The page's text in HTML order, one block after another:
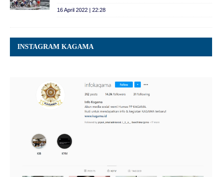
16 April 2022 | 22:28
INSTAGRAM KAGAMA